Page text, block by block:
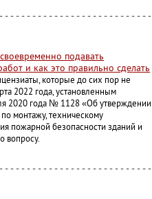
подавать
и как это правильно сделать
которые до сих пор не
2022 года, установленным
2020 года № 1128 «Об утверждении
монтажу, техническому
пожарной безопасности зданий и
вопросу.